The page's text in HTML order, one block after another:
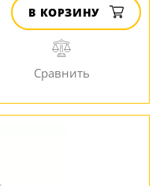
В КОРЗИНУ